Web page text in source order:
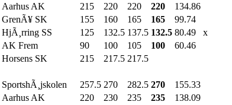
Aarhus AK 215 220 220 220
134.86
GrenÃ¥ SK 155 160 165 165
99.74
HjÃ¸rring SS 125 132.5 137.5 132.5 80.49
x
AK Frem 90 100 105 100
60.46
Horsens SK 215 217.5 217.5
SportshÃ¸jskolen 257.5 270 282.5 270
155.33
Aarhus AK 220 230 235 235 138.09